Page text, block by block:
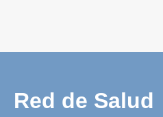
Red de Salud